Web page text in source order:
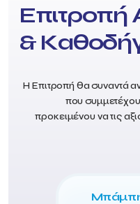
Επιτροπή
&
Η Επιτροπή θα συναντά
που
προκειμένου να τις